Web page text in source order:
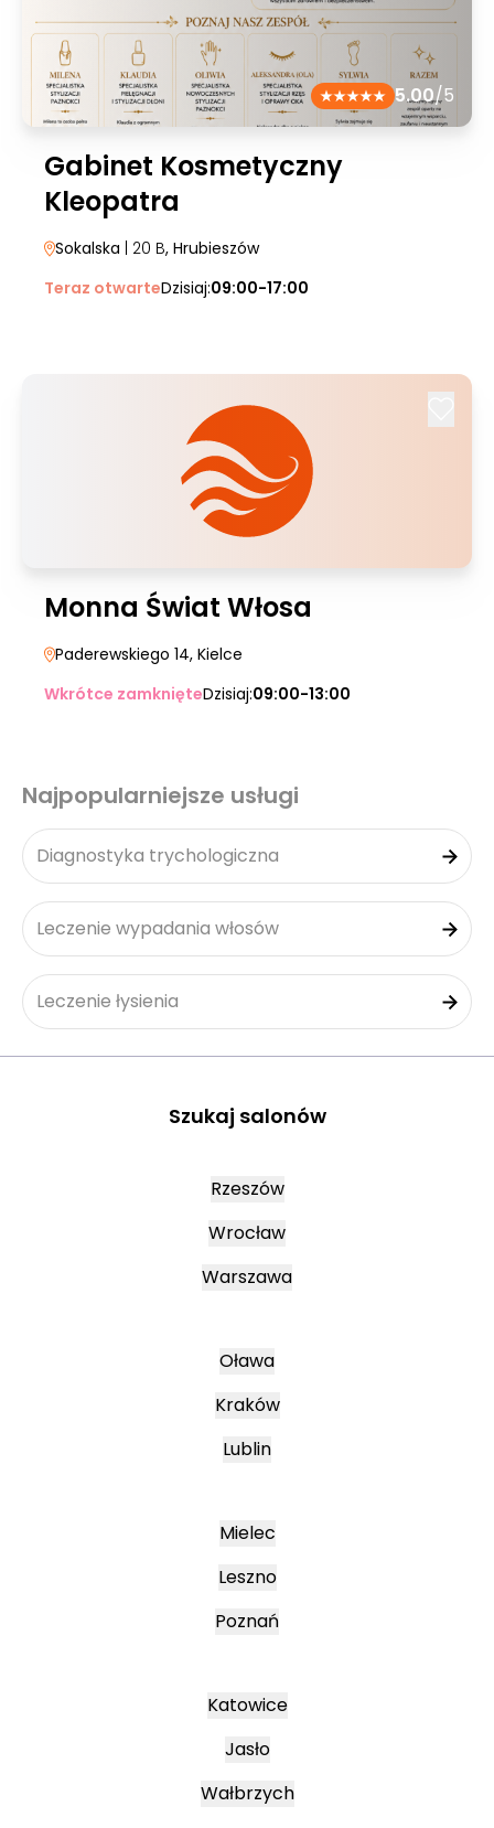
5.00/5
Gabinet Kosmetyczny
Kleopatra
Sokalska | 20 B, Hrubieszów
Teraz otwarteDzisiaj:09:00-17:00
Monna Świat Włosa
Paderewskiego 14, Kielce
Wkrótce zamknięteDzisiaj:09:00-13:00
Najpopularniejsze usługi
Diagnostyka trychologiczna
Leczenie wypadania włosów
Leczenie łysienia
Szukaj salonów
Rzeszów
Wrocław
Warszawa
Oława
Kraków
Lublin
Mielec
Leszno
Poznań
Katowice
Jasło
Wałbrzych